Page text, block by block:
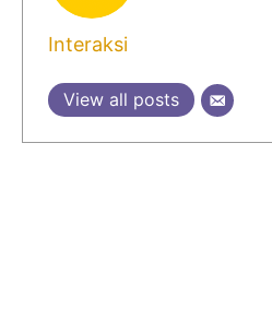
Interaksi
View all posts